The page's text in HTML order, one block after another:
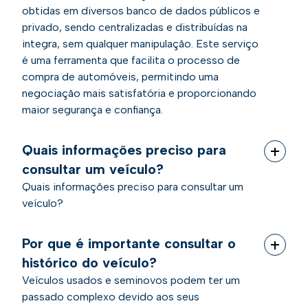
obtidas em diversos banco de dados públicos e
privado, sendo centralizadas e distribuídas na
integra, sem qualquer manipulação. Este serviço
é uma ferramenta que facilita o processo de
compra de automóveis, permitindo uma
negociação mais satisfatória e proporcionando
maior segurança e confiança.
Quais informações preciso para
consultar um veículo?
Quais informações preciso para consultar um
veículo?
Por que é importante consultar o
histórico do veículo?
Veículos usados e seminovos podem ter um
passado complexo devido aos seus